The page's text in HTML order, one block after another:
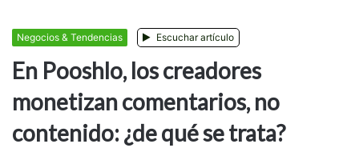
Negocios & Tendencias Escuchar artículo
En Pooshlo, los creadores
monetizan comentarios, no
contenido: ¿de qué se trata?